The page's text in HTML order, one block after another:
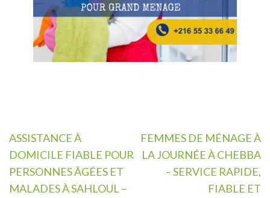
Navigation
de
l’article
ASSISTANCE À
DOMICILE FIABLE POUR
PERSONNES ÂGÉES ET
MALADES À SAHLOUL –
FEMMES DE MÉNAGE À
LA JOURNÉE À CHEBBA
– SERVICE RAPIDE,
FIABLE ET